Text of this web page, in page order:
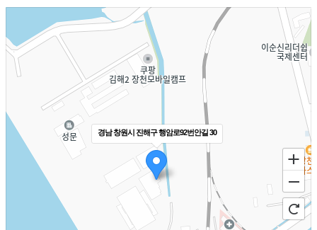
경남 창원시 진해구 행암로92번안길 30